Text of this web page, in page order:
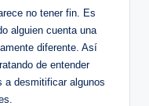
no tener fin. Es
alguien cuenta una
diferente. Así
de entender
a desmitificar algunos